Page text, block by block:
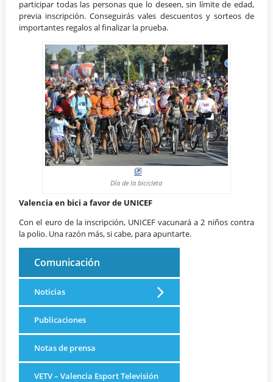
participar todas las personas que lo deseen, sin límite de edad,
previa inscripción. Conseguirás vales descuentos y sorteos de
importantes regalos al finalizar la prueba.
Día de la bicicleta
Valencia en bici a favor de UNICEF
Con el euro de la inscripción, UNICEF vacunará a 2 niños contra
la polio. Una razón más, si cabe, para apuntarte.
Comunicación
Noticias
Publicaciones
Notas de prensa
VETV – Valencia Esport Televisión